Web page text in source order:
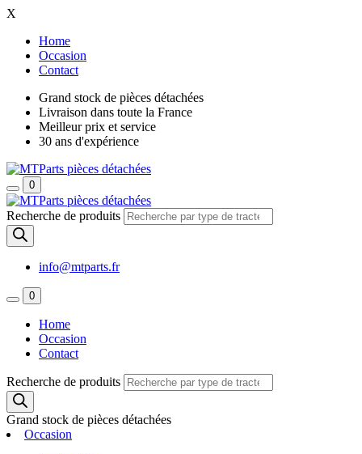
X
Home
Occasion
Contact
Grand stock de pièces détachées
Livraison dans toute la France
Meilleur prix et service
30 ans d'expérience
0
Recherche de produits
info@mtparts.fr
0
Home
Occasion
Contact
Recherche de produits
Grand stock de pièces détachées
Occasion